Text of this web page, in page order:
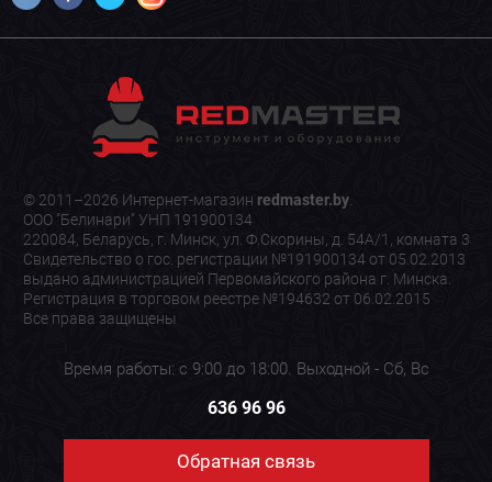
© 2011–2026 Интернет-магазин redmaster.by.
ООО "Белинари" УНП 191900134
220084, Беларусь, г. Минск, ул. Ф.Скорины, д. 54А/1, комната 3
Свидетельство о гос. регистрации №191900134 от 05.02.2013
выдано администрацией Первомайского района г. Минска.
Регистрация в торговом реестре №194632 от 06.02.2015
Все права защищены
Время работы: с 9:00 до 18:00. Выходной - Сб, Вс
636 96 96
Обратная связь